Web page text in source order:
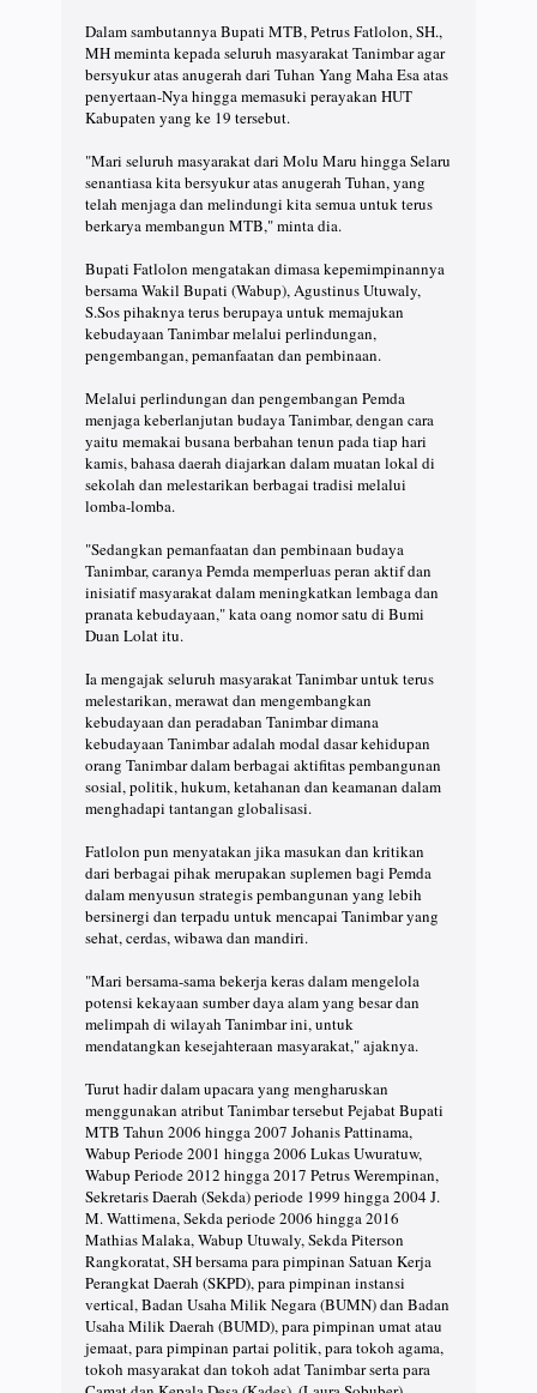
Dalam sambutannya Bupati MTB, Petrus Fatlolon, SH.,
MH meminta kepada seluruh masyarakat Tanimbar agar
bersyukur atas anugerah dari Tuhan Yang Maha Esa atas
penyertaan-Nya hingga memasuki perayakan HUT
Kabupaten yang ke 19 tersebut.
"Mari seluruh masyarakat dari Molu Maru hingga Selaru
senantiasa kita bersyukur atas anugerah Tuhan, yang
telah menjaga dan melindungi kita semua untuk terus
berkarya membangun MTB," minta dia.
Bupati Fatlolon mengatakan dimasa kepemimpinannya
bersama Wakil Bupati (Wabup), Agustinus Utuwaly,
S.Sos pihaknya terus berupaya untuk memajukan
kebudayaan Tanimbar melalui perlindungan,
pengembangan, pemanfaatan dan pembinaan.
Melalui perlindungan dan pengembangan Pemda
menjaga keberlanjutan budaya Tanimbar, dengan cara
yaitu memakai busana berbahan tenun pada tiap hari
kamis, bahasa daerah diajarkan dalam muatan lokal di
sekolah dan melestarikan berbagai tradisi melalui
lomba-lomba.
"Sedangkan pemanfaatan dan pembinaan budaya
Tanimbar, caranya Pemda memperluas peran aktif dan
inisiatif masyarakat dalam meningkatkan lembaga dan
pranata kebudayaan," kata oang nomor satu di Bumi
Duan Lolat itu.
Ia mengajak seluruh masyarakat Tanimbar untuk terus
melestarikan, merawat dan mengembangkan
kebudayaan dan peradaban Tanimbar dimana
kebudayaan Tanimbar adalah modal dasar kehidupan
orang Tanimbar dalam berbagai aktifitas pembangunan
sosial, politik, hukum, ketahanan dan keamanan dalam
menghadapi tantangan globalisasi.
Fatlolon pun menyatakan jika masukan dan kritikan
dari berbagai pihak merupakan suplemen bagi Pemda
dalam menyusun strategis pembangunan yang lebih
bersinergi dan terpadu untuk mencapai Tanimbar yang
sehat, cerdas, wibawa dan mandiri.
"Mari bersama-sama bekerja keras dalam mengelola
potensi kekayaan sumber daya alam yang besar dan
melimpah di wilayah Tanimbar ini, untuk
mendatangkan kesejahteraan masyarakat," ajaknya.
Turut hadir dalam upacara yang mengharuskan
menggunakan atribut Tanimbar tersebut Pejabat Bupati
MTB Tahun 2006 hingga 2007 Johanis Pattinama,
Wabup Periode 2001 hingga 2006 Lukas Uwuratuw,
Wabup Periode 2012 hingga 2017 Petrus Werempinan,
Sekretaris Daerah (Sekda) periode 1999 hingga 2004 J.
M. Wattimena, Sekda periode 2006 hingga 2016
Mathias Malaka, Wabup Utuwaly, Sekda Piterson
Rangkoratat, SH bersama para pimpinan Satuan Kerja
Perangkat Daerah (SKPD), para pimpinan instansi
vertical, Badan Usaha Milik Negara (BUMN) dan Badan
Usaha Milik Daerah (BUMD), para pimpinan umat atau
jemaat, para pimpinan partai politik, para tokoh agama,
tokoh masyarakat dan tokoh adat Tanimbar serta para